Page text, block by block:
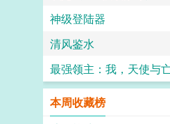
神级登陆器
清风鉴水
最强领主：我，天使与
本周收藏榜